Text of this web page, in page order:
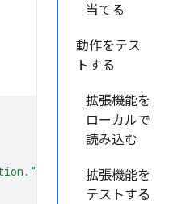
当てる
動作をテス
トする
拡張機能を
ローカルで
読み込む
拡張機能を
テストする